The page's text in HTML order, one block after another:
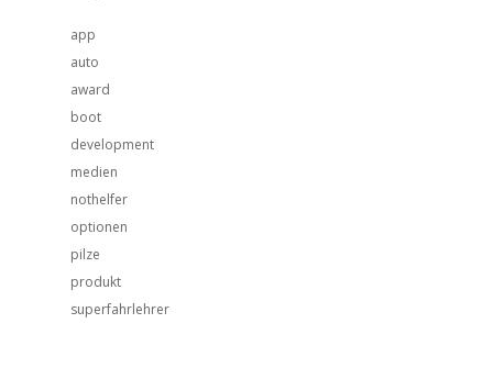
app
auto
award
boot
development
medien
nothelfer
optionen
pilze
produkt
superfahrlehrer